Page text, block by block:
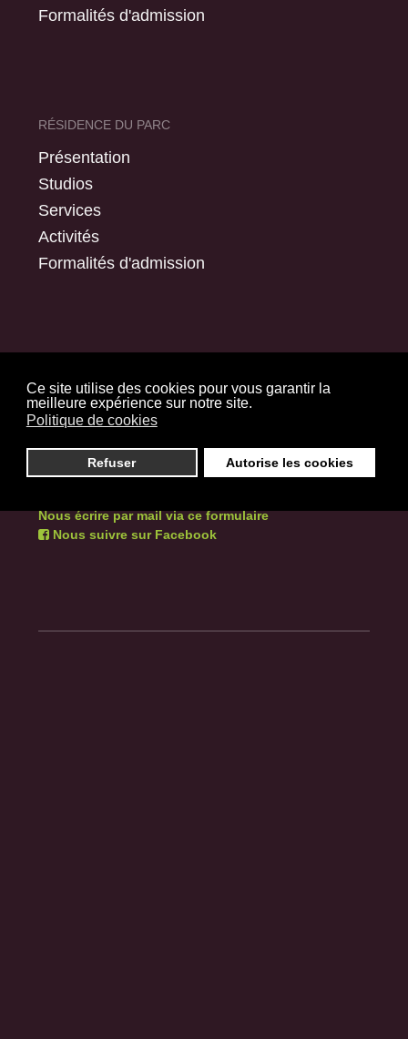
Ce site utilise des cookies pour vous garantir la
meilleure expérience sur notre site.
Politique de cookies
Refuser Autorise les cookies
Formalités d'admission
RÉSIDENCE DU PARC
Présentation
Studios
Services
Activités
Formalités d'admission
Résidence la Hautière Résidence du Parc
144, rue descartes
Tél : 02 40 77 72 79
Nous écrire par mail via ce formulaire
Nous suivre sur Facebook